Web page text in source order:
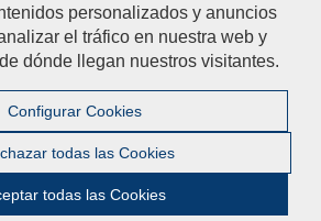
personalizados y anuncios
el tráfico en nuestra web y
dónde llegan nuestros visitantes.
Configurar Cookies
todas las Cookies
todas las Cookies
Noticias Facultad
Agenda
de consultas
dudas, contacta con nosotros.
Contacta con nosotros